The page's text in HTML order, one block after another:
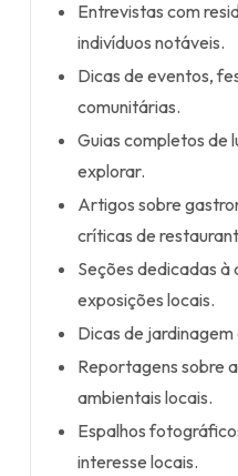
Entrevistas com
indivíduos notáveis.
Dicas de eventos,
comunitárias.
Guias completos de
explorar.
Artigos sobre
críticas de
Seções dedicadas
exposições locais.
Dicas de
Reportagens sobre
ambientais locais.
Espalhos
interesse locais.